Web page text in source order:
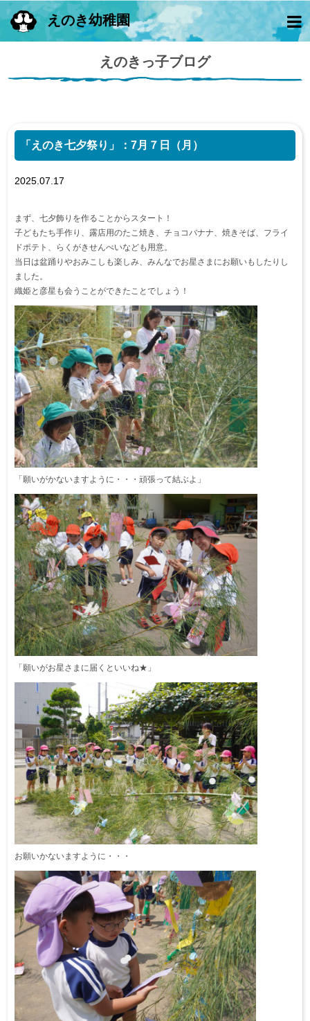
えのき幼稚園
えのきっ子ブログ
「えのき七夕祭り」：7月７日（月）
2025.07.17
まず、七夕飾りを作ることからスタート！
子どもたち手作り、露店用のたこ焼き、チョコバナナ、焼きそば、フライ
ドポテト、らくがきせんべいなども用意。
当日は盆踊りやおみこしも楽しみ、みんなでお星さまにお願いもしたりし
ました。
織姫と彦星も会うことができたことでしょう！
「願いがかないますように・・・頑張って結ぶよ」
「願いがお星さまに届くといいね★」
お願いかないますように・・・